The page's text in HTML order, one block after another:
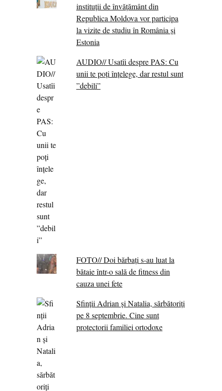
instituții de învățământ din
Republica Moldova vor participa
la vizite de studiu în România și
Estonia
AUDIO// Usatîi despre PAS: Cu
unii te poți înțelege, dar restul sunt
”debili”
FOTO// Doi bărbați s-au luat la
bătaie într-o sală de fitness din
cauza unei fete
Sfinții Adrian și Natalia, sărbătoriți
pe 8 septembrie. Cine sunt
protectorii familiei ortodoxe